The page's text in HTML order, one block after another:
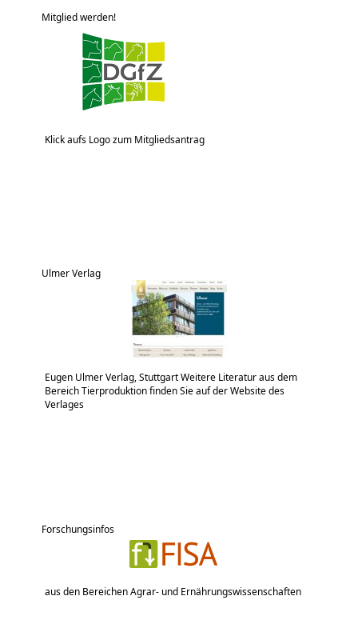
Mitglied werden!
Klick aufs Logo zum Mitgliedsantrag
Ulmer Verlag
Eugen Ulmer Verlag, Stuttgart Weitere Literatur aus dem
Bereich Tierproduktion finden Sie auf der Website des
Verlages
Forschungsinfos
aus den Bereichen Agrar- und Ernährungswissenschaften